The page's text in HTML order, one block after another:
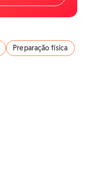
Preparação física